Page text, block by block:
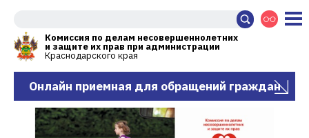
Комиссия по делам несовершеннолетних
и защите их прав при администрации
Краснодарского края
Онлайн приемная для обращений граждан